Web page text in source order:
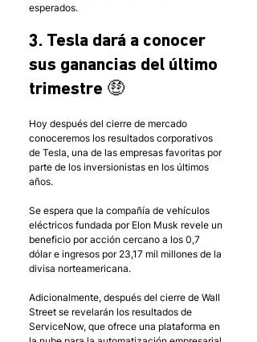
esperados.
3. Tesla dará a conocer
sus ganancias del último
trimestre 🤑
Hoy después del cierre de mercado
conoceremos los resultados corporativos
de Tesla, una de las empresas favoritas por
parte de los inversionistas en los últimos
años.
Se espera que la compañía de vehículos
eléctricos fundada por Elon Musk revele un
beneficio por acción cercano a los 0,7
dólar e ingresos por 23,17 mil millones de la
divisa norteamericana.
Adicionalmente, después del cierre de Wall
Street se revelarán los resultados de
ServiceNow, que ofrece una plataforma en